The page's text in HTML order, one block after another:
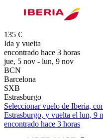
135 €
Ida y vuelta
encontrado hace 3 horas
jue, 5 nov - lun, 9 nov
BCN
Barcelona
SXB
Estrasburgo
Seleccionar vuelo de Iberia,
Estrasburgo, y vuelta el lun, 9
encontrado hace 3 horas